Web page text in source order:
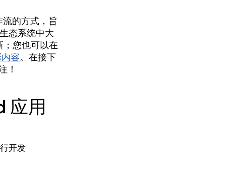
的方式，旨
态系统中大
；您也可以在
容。在接下
！
应用
开发